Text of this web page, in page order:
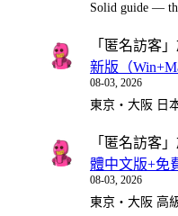
Solid guide —
「 匿名訪客
新版（
08-03, 2026
東京・大阪 日
「 匿名訪客
體中文版+免
08-03, 2026
東京・大阪 高